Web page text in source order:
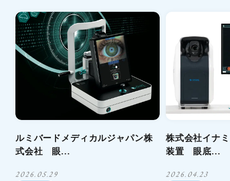
ルミバードメディカルジャパン株
式会社 眼...
2026.05.29
株式会社イナ
装置 眼底...
2026.04.23